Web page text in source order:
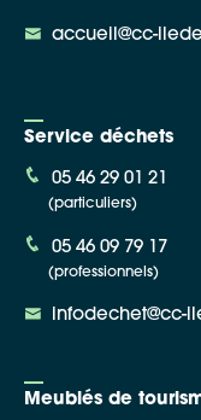
accueil@cc-
Service déchets
05 46 29 01 21
(particuliers)
05 46 09 79 17
(professionnels)
infodechet@cc-
Meublés de